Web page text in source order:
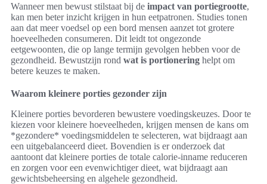
Wanneer men bewust stilstaat bij de impact van portiegrootte,
kan men beter inzicht krijgen in hun eetpatronen. Studies tonen
aan dat meer voedsel op een bord mensen aanzet tot grotere
hoeveelheden consumeren. Dit leidt tot ongezonde
eetgewoonten, die op lange termijn gevolgen hebben voor de
gezondheid. Bewustzijn rond wat is portionering helpt om
betere keuzes te maken.
Waarom kleinere porties gezonder zijn
Kleinere porties bevorderen bewustere voedingskeuzes. Door te
kiezen voor kleinere hoeveelheden, krijgen mensen de kans om
*gezondere* voedingsmiddelen te selecteren, wat bijdraagt aan
een uitgebalanceerd dieet. Bovendien is er onderzoek dat
aantoont dat kleinere porties de totale calorie-inname reduceren
en zorgen voor een evenwichtiger dieet, wat bijdraagt aan
gewichtsbeheersing en algehele gezondheid.